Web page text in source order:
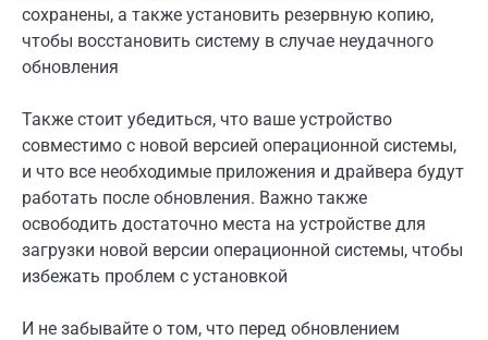
сохранены, а также установить резервную копию,
чтобы восстановить систему в случае неудачного
обновления
Также стоит убедиться, что ваше устройство
совместимо с новой версией операционной системы,
и что все необходимые приложения и драйвера будут
работать после обновления. Важно также
освободить достаточно места на устройстве для
загрузки новой версии операционной системы, чтобы
избежать проблем с установкой
И не забывайте о том, что перед обновлением